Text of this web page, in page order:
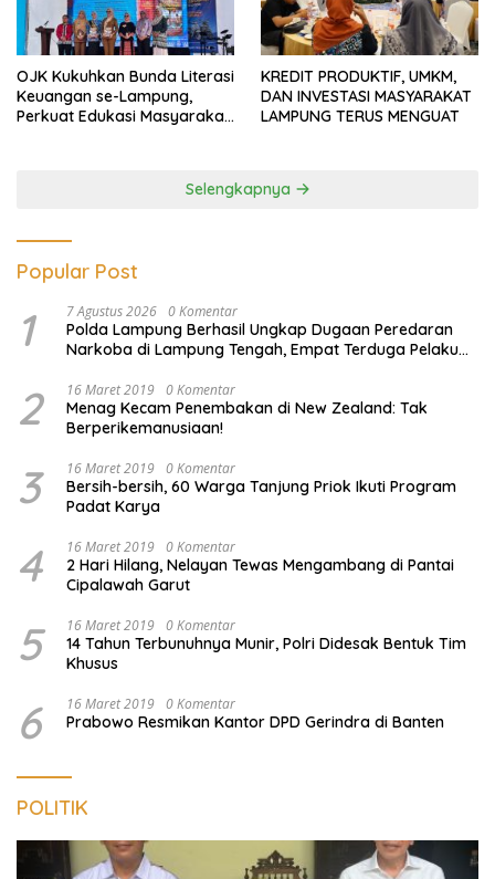
OJK Kukuhkan Bunda Literasi
Keuangan se-Lampung,
Perkuat Edukasi Masyarakat
KREDIT PRODUKTIF, UMKM,
DAN INVESTASI MASYARAKAT
LAMPUNG TERUS MENGUAT
Selengkapnya
Popular Post
1 7 Agustus 2026 0 Komentar
Polda Lampung Berhasil Ungkap Dugaan Peredaran
Narkoba di Lampung Tengah, Empat Terduga Pelaku
2 16 Maret 2019 0 Komentar
Menag Kecam Penembakan di New Zealand: Tak
Berperikemanusiaan!
3 16 Maret 2019 0 Komentar
Bersih-bersih, 60 Warga Tanjung Priok Ikuti Program
Padat Karya
4 16 Maret 2019 0 Komentar
2 Hari Hilang, Nelayan Tewas Mengambang di Pantai
Cipalawah Garut
5 16 Maret 2019 0 Komentar
14 Tahun Terbunuhnya Munir, Polri Didesak Bentuk Tim
Khusus
6 16 Maret 2019 0 Komentar
Prabowo Resmikan Kantor DPD Gerindra di Banten
POLITIK